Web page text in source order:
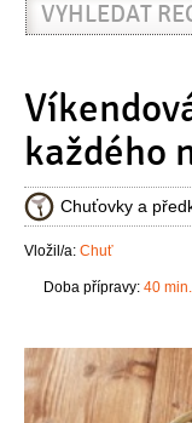
recept
každého
Chuťovky a
Vložil/a: Chuť
Doba přípravy: 40 min.